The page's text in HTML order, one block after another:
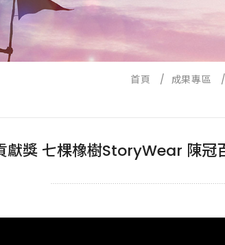
首頁 / 成果專區 /
獻獎 七棵橡樹StoryWear 陳冠